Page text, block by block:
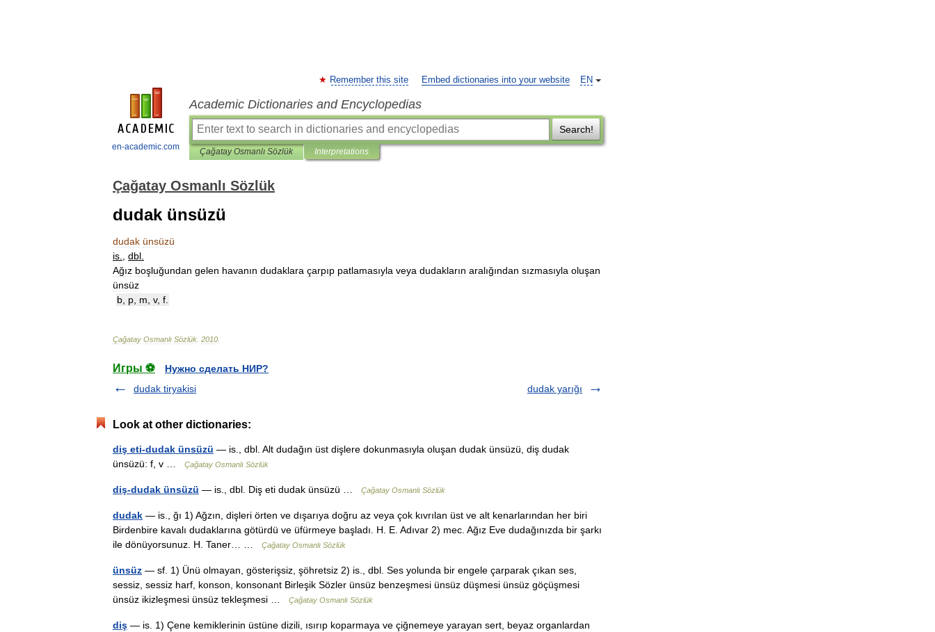
en-academic.com
EN
Remember this site Embed dictionaries into your website
Academic Dictionaries and Encyclopedias
Search!
Çağatay Osmanlı Sözlük Interpretations
Çağatay Osmanlı Sözlük
dudak ünsüzü
dudak ünsüzü
is
dbl
Ağız boşluğundan gelen havanın dudaklara çarpıp patlamasıyla veya dudakların aralığından sızmasıyla oluşan
ünsüz
b p m v, f
Çağatay Osmanlı Sözlük 2010
Игры ⚽
Нужно сделать НИР?
dudak tiryakisi
dudak yarığı
Look at other dictionaries:
diş eti-dudak ünsüzü — is., dbl. Alt dudağın üst dişlere dokunmasıyla oluşan dudak ünsüzü, diş dudak
ünsüzü: f, v …
Çağatay Osmanlı Sözlük
diş-dudak ünsüzü — is., dbl. Diş eti dudak ünsüzü … Çağatay Osmanlı Sözlük
dudak — is., ğı 1) Ağzın, dişleri örten ve dışarıya doğru az veya çok kıvrılan üst ve alt kenarlarından her biri
Birdenbire kavalı dudaklarına götürdü ve üfürmeye başladı. H. E. Adıvar 2) mec. Ağız Eve dudağınızda bir şarkı
ile dönüyorsunuz. H. Taner… …
Çağatay Osmanlı Sözlük
ünsüz — sf. 1) Ünü olmayan, gösterişsiz, şöhretsiz 2) is., dbl. Ses yolunda bir engele çarparak çıkan ses,
sessiz, sessiz harf, konson, konsonant Birleşik Sözler ünsüz benzeşmesi ünsüz düşmesi ünsüz göçüşmesi
ünsüz ikizleşmesi ünsüz tekleşmesi …
Çağatay Osmanlı Sözlük
diş — is. 1) Çene kemiklerinin üstüne dizili, ısırıp koparmaya ve çiğnemeye yarayan sert, beyaz organlardan